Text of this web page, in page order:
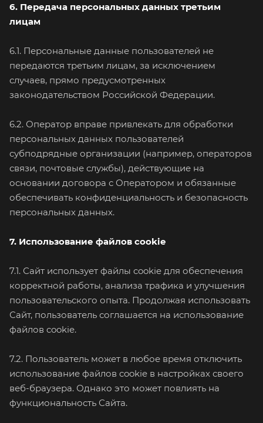
6. Передача персональных данных третьим
лицам
6.1. Персональные данные пользователей не
передаются третьим лицам, за исключением
случаев, прямо предусмотренных
законодательством Российской Федерации.
6.2. Оператор вправе привлекать для обработки
персональных данных пользователей
субподрядные организации (например, операторов
связи, почтовые службы), действующие на
основании договора с Оператором и обязанные
обеспечивать конфиденциальность и безопасность
персональных данных.
7. Использование файлов cookie
7.1. Сайт использует файлы cookie для обеспечения
корректной работы, анализа трафика и улучшения
пользовательского опыта. Продолжая использовать
Сайт, пользователь соглашается на использование
файлов cookie.
7.2. Пользователь может в любое время отключить
использование файлов cookie в настройках своего
веб-браузера. Однако это может повлиять на
функциональность Сайта.